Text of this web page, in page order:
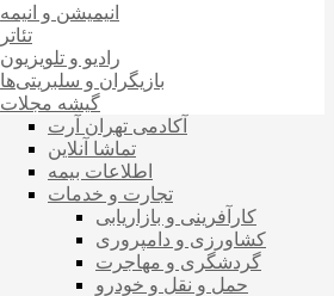
انیمیشن و انیمه
تئاتر
رادیو و تلویزیون
بازیگران و سلبریتی‌ها
گیشه مجلات
آکادمی تهران آرت
تماشا آنلاین
اطلاعات بیمه
تجارت و خدمات
کارآفرینی و بازاریابی
کشاورزی و دامپروری
گردشگری و مهاجرت
حمل و نقل و خودرو